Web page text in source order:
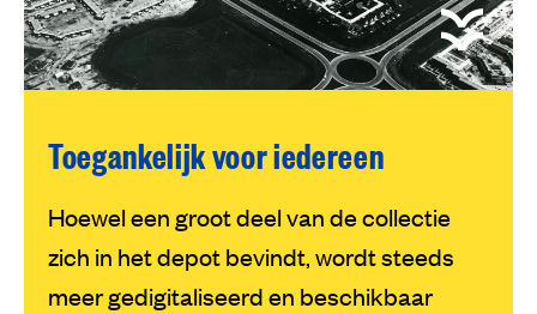
Toegankelijk voor iedereen
Hoewel een groot deel van de collectie
zich in het depot bevindt, wordt steeds
meer gedigitaliseerd en beschikbaar